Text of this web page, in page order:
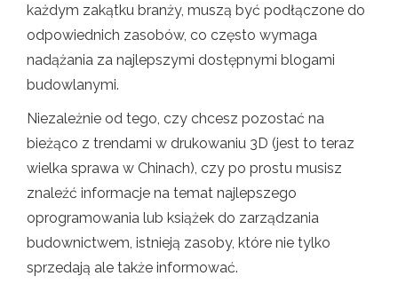
każdym zakątku branży, muszą być podłączone do
odpowiednich zasobów, co często wymaga
nadążania za najlepszymi dostępnymi blogami
budowlanymi.
Niezależnie od tego, czy chcesz pozostać na
bieżąco z trendami w drukowaniu 3D (jest to teraz
wielka sprawa w Chinach), czy po prostu musisz
znaleźć informacje na temat najlepszego
oprogramowania lub książek do zarządzania
budownictwem, istnieją zasoby, które nie tylko
sprzedają ale także informować.